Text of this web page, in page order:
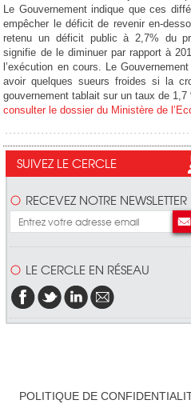
Le Gouvernement indique que ces
empêcher le déficit de revenir en-
retenu un déficit public à 2,7% du
signifie de le diminuer par rapport à
l’exécution en cours. Le
avoir quelques sueurs froides si la
gouvernement tablait sur un taux de
consulter le dossier du Ministère de
SUIVEZ LE CERCLE
RECEVEZ NOTRE NEWSLETTER
LE CERCLE EN RÉSEAU
POLITIQUE DE